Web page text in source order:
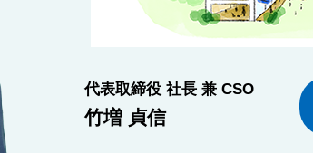
代表取締役 社長 兼 CSO
竹増 貞信